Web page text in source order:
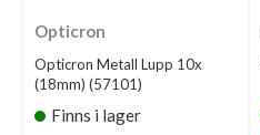
Opticron
Opticron Metall Lupp 10x
(18mm) (57101)
Finns i lager